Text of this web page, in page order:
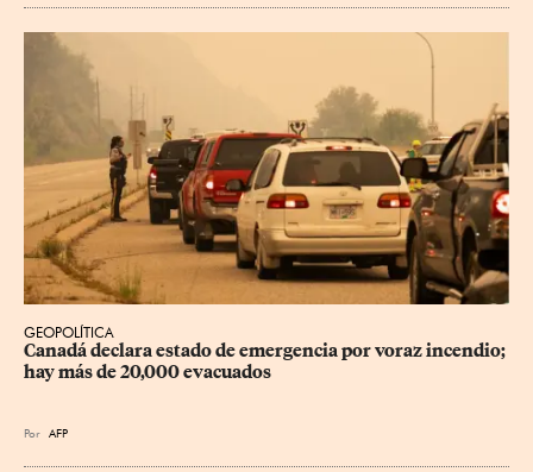
GEOPOLÍTICA
Canadá declara estado de emergencia por voraz incendio;
hay más de 20,000 evacuados
Por AFP